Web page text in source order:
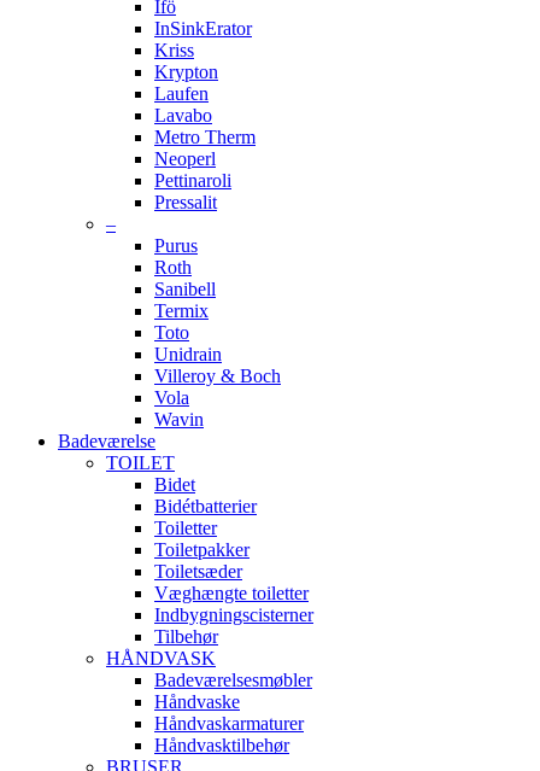
Ifö
InSinkErator
Kriss
Krypton
Laufen
Lavabo
Metro Therm
Neoperl
Pettinaroli
Pressalit
–
Purus
Roth
Sanibell
Termix
Toto
Unidrain
Villeroy & Boch
Vola
Wavin
Badeværelse
TOILET
Bidet
Bidétbatterier
Toiletter
Toiletpakker
Toiletsæder
Væghængte toiletter
Indbygningscisterner
Tilbehør
HÅNDVASK
Badeværelsesmøbler
Håndvaske
Håndvaskarmaturer
Håndvasktilbehør
BRUSER